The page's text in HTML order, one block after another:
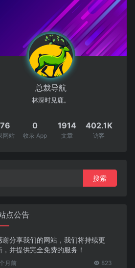
总裁导航
林深时见鹿。
网站
0
收录 App
1914
文章
402.1K
访客
点公告
谢分享我们的网站，我们将持续更
，并提供完全免费的服务！
月前 823